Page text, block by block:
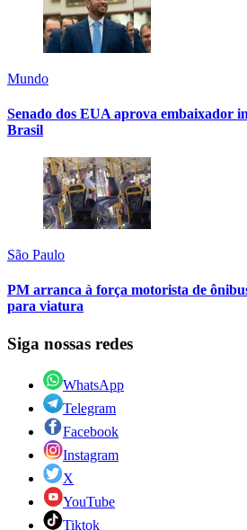
Mundo
Senado dos EUA aprova embaixador
Brasil
São Paulo
PM arranca à força motorista de
para viatura
Siga nossas redes
WhatsApp
Telegram
Facebook
Instagram
X
YouTube
Tiktok